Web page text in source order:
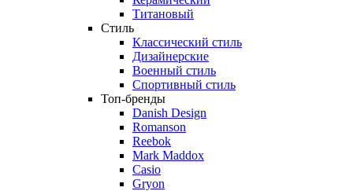
Титановый
Стиль
Классический стиль
Дизайнерские
Военный стиль
Спортивный стиль
Топ-бренды
Danish Design
Romanson
Reebok
Mark Maddox
Casio
Gryon